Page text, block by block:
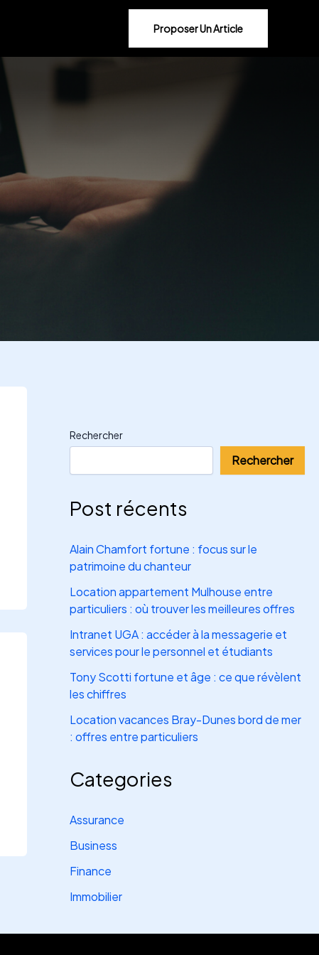
Proposer Un Article
Rechercher
Rechercher
Post récents
Alain Chamfort fortune : focus sur le
patrimoine du chanteur
Location appartement Mulhouse entre
particuliers : où trouver les meilleures offres
Intranet UGA : accéder à la messagerie et
services pour le personnel et étudiants
Tony Scotti fortune et âge : ce que révèlent
les chiffres
Location vacances Bray-Dunes bord de mer
: offres entre particuliers
Categories
Assurance
Business
Finance
Immobilier